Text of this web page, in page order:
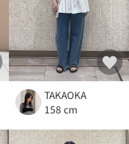
TAKAOKA
158 cm